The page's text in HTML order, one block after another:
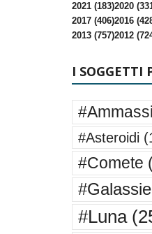
2021 (183)2020
2017 (406)2016
2013 (757)2012
I SOGGETTI
#Ammassi
#Asteroidi
#Comete
#Galassie
#Luna